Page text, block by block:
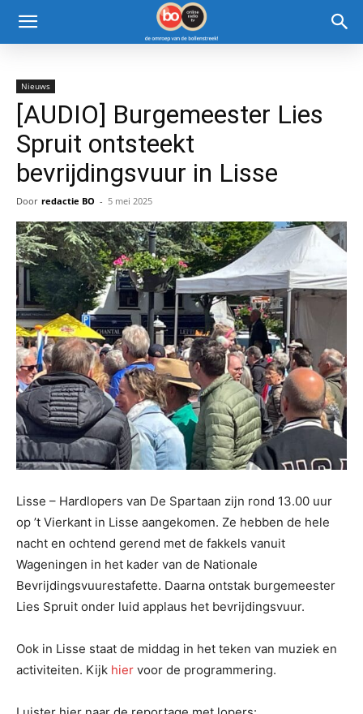
Nieuws
[AUDIO] Burgemeester Lies
Spruit ontsteekt
bevrijdingsvuur in Lisse
Door redactie BO - 5 mei 2025
Lisse – Hardlopers van De Spartaan zijn rond 13.00 uur
op ’t Vierkant in Lisse aangekomen. Ze hebben de hele
nacht en ochtend gerend met de fakkels vanuit
Wageningen in het kader van de Nationale
Bevrijdingsvuurestafette. Daarna ontstak burgemeester
Lies Spruit onder luid applaus het bevrijdingsvuur.
Ook in Lisse staat de middag in het teken van muziek en
activiteiten. Kijk hier voor de programmering.